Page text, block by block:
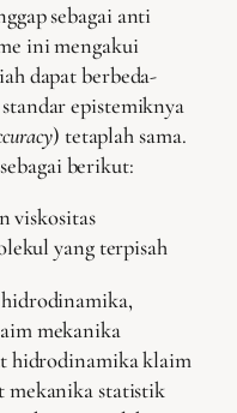
sebagai anti
ini mengakui
dapat berbeda-
epistemiknya
) tetaplah sama.
berikut:
viskositas
yang terpisah
mekanika
hidrodinamika klaim
mekanika statistik